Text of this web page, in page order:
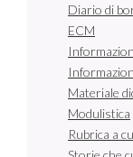
Diario di
ECM
Materiale
Modulistica
Rubrica a